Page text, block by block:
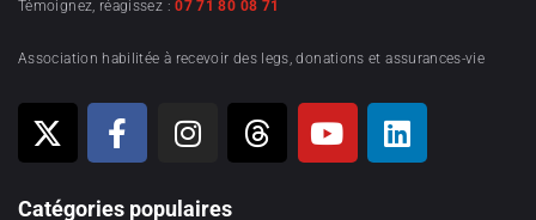
Témoignez, réagissez :07 71 80 08 71
Association habilitée à recevoir des legs, donations et assurances-vie
Catégories populaires